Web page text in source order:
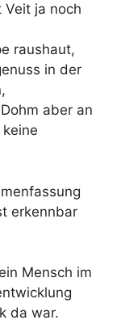
Veit ja noch
raushaut,
in der
aber an
erkennbar
Mensch im
da war.